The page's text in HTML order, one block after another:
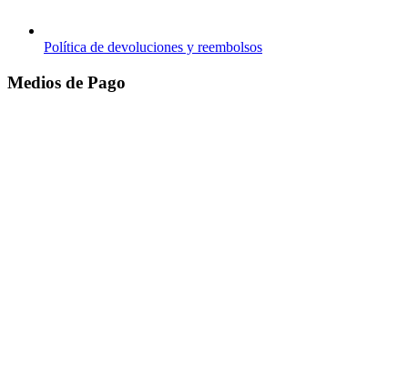
Política de devoluciones y reembolsos
Medios de Pago